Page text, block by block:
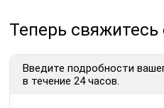
Теперь
Введите подробности
в течение 24 часов.